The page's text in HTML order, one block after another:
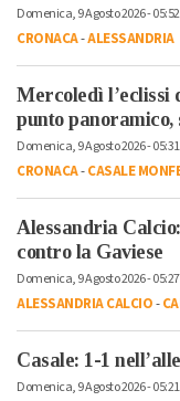
Domenica, 9 Agosto 2026 - 05:52
CRONACA-ALESSANDRIA
Mercoledì l’eclissi
punto
Domenica, 9 Agosto 2026 - 05:31
CRONACA-CASALE
Alessandria
contro la Gaviese
Domenica, 9 Agosto 2026 - 05:27
ALESSANDRIA CALCIO-
Casale: 1-1
Domenica, 9 Agosto 2026 - 05:21